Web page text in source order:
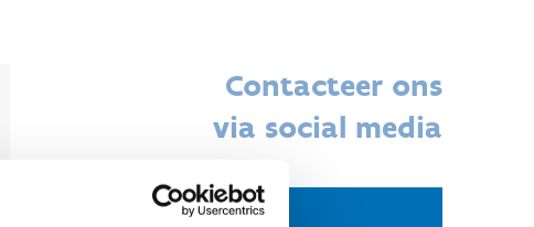
Contacteer ons
via social media
Facebook